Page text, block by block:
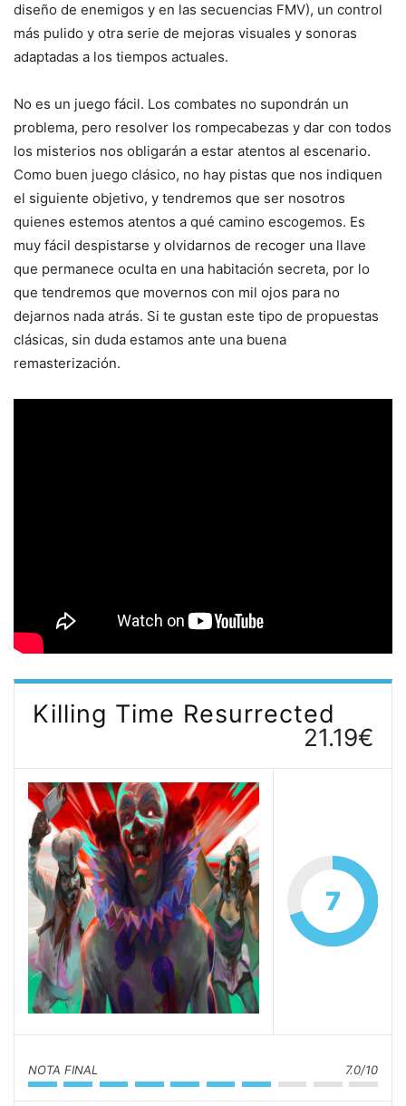
diseño de enemigos y en las secuencias FMV), un control
más pulido y otra serie de mejoras visuales y sonoras
adaptadas a los tiempos actuales.
No es un juego fácil. Los combates no supondrán un
problema, pero resolver los rompecabezas y dar con todos
los misterios nos obligarán a estar atentos al escenario.
Como buen juego clásico, no hay pistas que nos indiquen
el siguiente objetivo, y tendremos que ser nosotros
quienes estemos atentos a qué camino escogemos. Es
muy fácil despistarse y olvidarnos de recoger una llave
que permanece oculta en una habitación secreta, por lo
que tendremos que movernos con mil ojos para no
dejarnos nada atrás. Si te gustan este tipo de propuestas
clásicas, sin duda estamos ante una buena
remasterización.
Killing Time Resurrected
21.19€
7
NOTA FINAL 7.0/10